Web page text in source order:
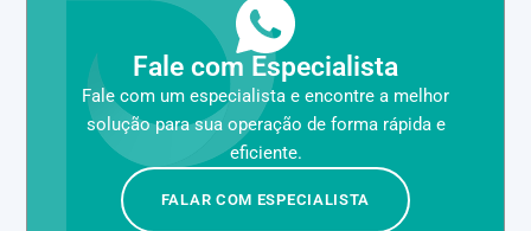
Fale com Especialista
Fale com um especialista e encontre a melhor
solução para sua operação de forma rápida e
eficiente.
FALAR COM ESPECIALISTA